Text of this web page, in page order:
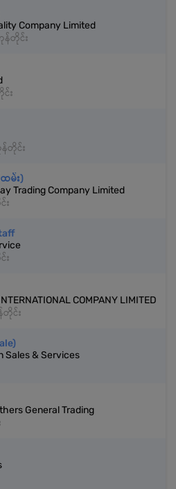
Company Limited
န်တိုင်း
း
တိုင်း
ထမ်း)
Trading Company Limited
း
း
COMPANY LIMITED
င်း
Sales & Services
General Trading